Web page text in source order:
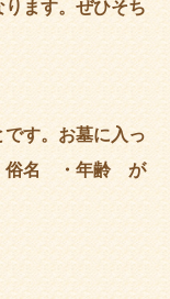
ます。ぜひそち
す。お墓に入っ
俗名 ・年齢 が